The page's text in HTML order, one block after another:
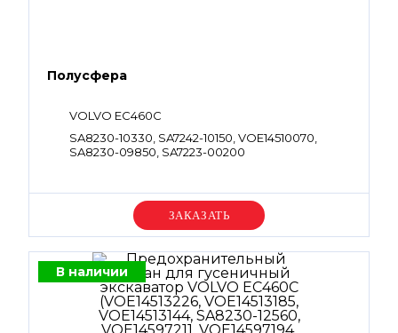
Полусфера
VOLVO EC460C
SA8230-10330, SA7242-10150, VOE14510070,
SA8230-09850, SA7223-00200
Уточняйте цену
В наличии